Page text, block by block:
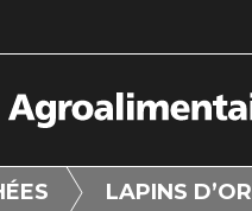
LAPINS D’OR